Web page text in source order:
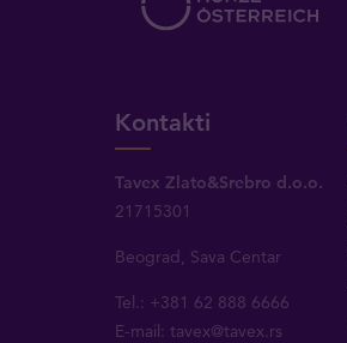
Kontakti
Tavex Zlato&Srebro d.o.o.
21715301
Beograd, Sava Centar
Tel.: +381 62 888 6666
E-mail:tavex@tavex.rs